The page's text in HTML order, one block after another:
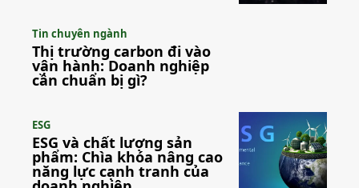
Tin chuyên ngành
Thị trường carbon đi vào
vận hành: Doanh nghiệp
cần chuẩn bị gì?
ESG
ESG và chất lượng sản
phẩm: Chìa khóa nâng cao
năng lực cạnh tranh của